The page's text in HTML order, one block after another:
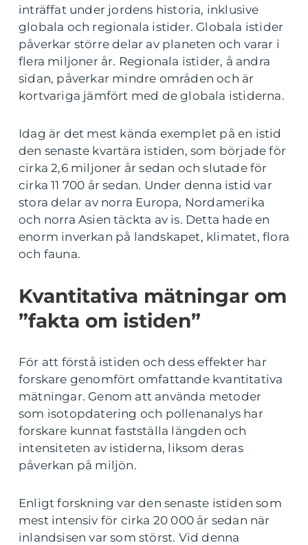
inträffat under jordens historia, inklusive
globala och regionala istider. Globala istider
påverkar större delar av planeten och varar i
flera miljoner år. Regionala istider, å andra
sidan, påverkar mindre områden och är
kortvariga jämfört med de globala istiderna.
Idag är det mest kända exemplet på en istid
den senaste kvartära istiden, som började för
cirka 2,6 miljoner år sedan och slutade för
cirka 11 700 år sedan. Under denna istid var
stora delar av norra Europa, Nordamerika
och norra Asien täckta av is. Detta hade en
enorm inverkan på landskapet, klimatet, flora
och fauna.
Kvantitativa mätningar om
”fakta om istiden”
För att förstå istiden och dess effekter har
forskare genomfört omfattande kvantitativa
mätningar. Genom att använda metoder
som isotopdatering och pollenanalys har
forskare kunnat fastställa längden och
intensiteten av istiderna, liksom deras
påverkan på miljön.
Enligt forskning var den senaste istiden som
mest intensiv för cirka 20 000 år sedan när
inlandsisen var som störst. Vid denna